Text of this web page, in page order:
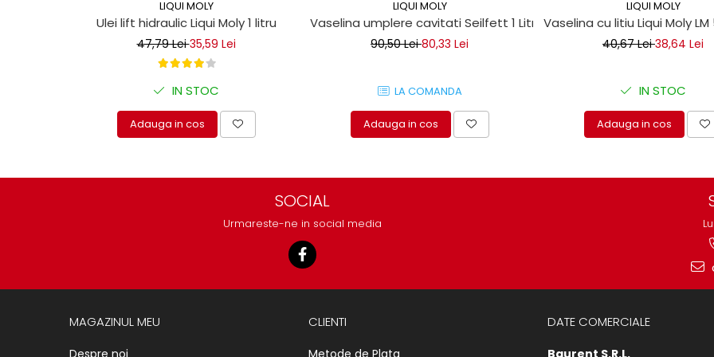
Grup electropompa
Role, bucse si bolturi
Motoras electric si pompa
LIQUI MOLY
Ulei lift hidraulic Liqui Moly 1 litru
47,79 Lei35,59 Lei
IN STOC
Adauga in cos
LIQUI MOLY
Vaselina umplere cavitati Seilfett 1 Litru
90,50 Lei80,33 Lei
LA COMANDA
Adauga in cos
LIQUI MOLY
Vaselina cu litiu Liqui Moly LM
40,67 Lei38,64 Lei
IN STOC
Adauga in cos
SOCIAL
Urmareste-ne in social media
MAGAZINUL MEU
Despre noi
CLIENTI
Metode de Plata
DATE COMERCIALE
Baurent S.R.L.